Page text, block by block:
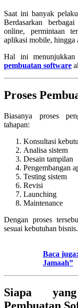
Saat ini banyak
Berdasarkan
online, permintaan
aplikasi mobile, hingga
Hal ini menunjukkan
pembuatan software
Proses
Biasanya proses
tahapan:
Konsultasi
Analisa sistem
Desain tampilan
Pengembangan
Testing sistem
Revisi
Launching
Maintenance
Dengan proses
sesuai kebutuhan bisnis.
Baca
Jamaah”
Siapa